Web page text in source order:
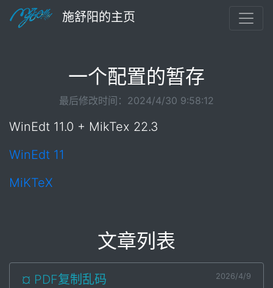
施舒阳的主页
一个配置的暂存
最后修改时间：2024/4/30 9:58:12
WinEdt 11.0 + MikTex 22.3
WinEdt 11
MiKTeX
文章列表
¤ PDF复制乱码 2026/4/9